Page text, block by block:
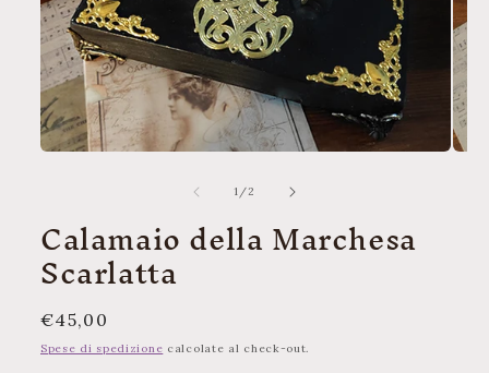
finestra
1 /su
2
Calamaio della Marchesa
Scarlatta
Prezzo
di
€45,00
Spese di spedizione calcolate al check-out.